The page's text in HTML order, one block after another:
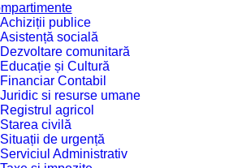
Achiziții publice
Asistență socială
Dezvoltare comunitară
Educație și Cultură
Financiar Contabil
Juridic si resurse umane
Registrul agricol
Starea civilă
Situații de urgență
Serviciul Administrativ